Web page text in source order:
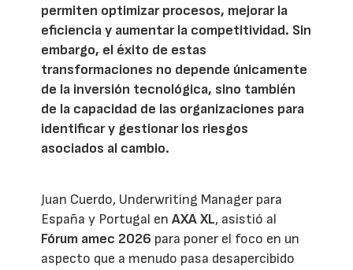
permiten optimizar procesos, mejorar la
eficiencia y aumentar la competitividad. Sin
embargo, el éxito de estas
transformaciones no depende únicamente
de la inversión tecnológica, sino también
de la capacidad de las organizaciones para
identificar y gestionar los riesgos
asociados al cambio.
Juan Cuerdo, Underwriting Manager para
España y Portugal enAXA XL, asistió al
Fórum amec 2026 para poner el foco en un
aspecto que a menudo pasa desapercibido